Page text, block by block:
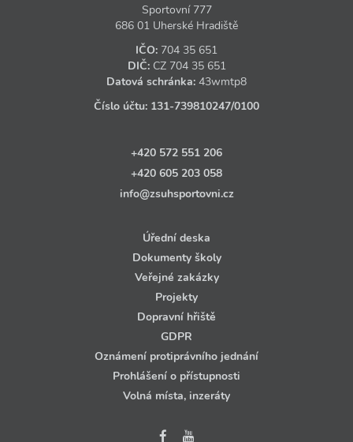
Sportovní 777
686 01 Uherské Hradiště
IČO: 704 35 651
DIČ: CZ 704 35 651
Datová schránka: 43wmtp8
Číslo účtu: 131‑739810247/0100
+420 572 551 206
+420 605 203 058
info@zsuhsportovni.cz
Úřední deska
Dokumenty školy
Veřejné zakázky
Projekty
Dopravní hřiště
GDPR
Oznámení protiprávního jednání
Prohlášení o přístupnosti
Volná místa, inzeráty